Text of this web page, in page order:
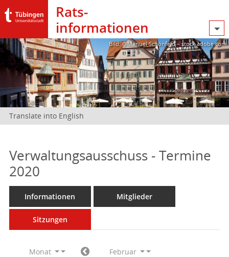
Rats­
informationen
Bild: @Manuel Schönfeld – stock.adobe.com
Translate into English
Verwaltungsausschuss - Termine
2020
Informationen Mitglieder
Sitzungen
Monat
Februar